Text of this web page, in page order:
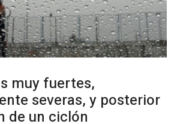
Muai Thai en Complejo